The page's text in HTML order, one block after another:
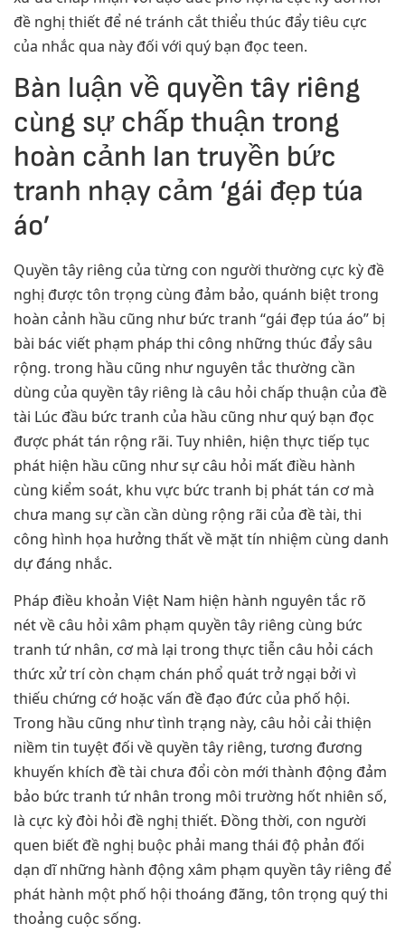
đề nghị thiết để né tránh cắt thiểu thúc đẩy tiêu cực
của nhắc qua này đối với quý bạn đọc teen.
Bàn luận về quyền tây riêng
cùng sự chấp thuận trong
hoàn cảnh lan truyền bức
tranh nhạy cảm ‘gái đẹp túa
áo’
Quyền tây riêng của từng con người thường cực kỳ đề
nghị được tôn trọng cùng đảm bảo, quánh biệt trong
hoàn cảnh hầu cũng như bức tranh “gái đẹp túa áo” bị
bài bác viết phạm pháp thi công những thúc đẩy sâu
rộng. trong hầu cũng như nguyên tắc thường cần
dùng của quyền tây riêng là câu hỏi chấp thuận của đề
tài Lúc đầu bức tranh của hầu cũng như quý bạn đọc
được phát tán rộng rãi. Tuy nhiên, hiện thực tiếp tục
phát hiện hầu cũng như sự câu hỏi mất điều hành
cùng kiểm soát, khu vực bức tranh bị phát tán cơ mà
chưa mang sự cần cần dùng rộng rãi của đề tài, thi
công hình họa hưởng thất về mặt tín nhiệm cùng danh
dự đáng nhắc.
Pháp điều khoản Việt Nam hiện hành nguyên tắc rõ
nét về câu hỏi xâm phạm quyền tây riêng cùng bức
tranh tứ nhân, cơ mà lại trong thực tiễn câu hỏi cách
thức xử trí còn chạm chán phổ quát trở ngại bởi vì
thiếu chứng cớ hoặc vấn đề đạo đức của phố hội.
Trong hầu cũng như tình trạng này, câu hỏi cải thiện
niềm tin tuyệt đối về quyền tây riêng, tương đương
khuyến khích đề tài chưa đổi còn mới thành động đảm
bảo bức tranh tứ nhân trong môi trường hốt nhiên số,
là cực kỳ đòi hỏi đề nghị thiết. Đồng thời, con người
quen biết đề nghị buộc phải mang thái độ phản đối
dạn dĩ những hành động xâm phạm quyền tây riêng để
phát hành một phố hội thoáng đãng, tôn trọng quý thi
thoảng cuộc sống.